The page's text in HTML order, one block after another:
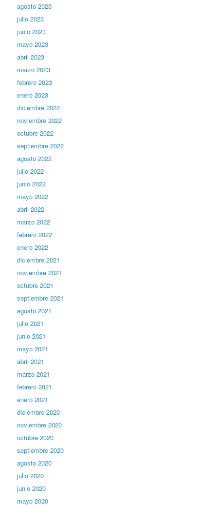
agosto 2023
julio 2023
junio 2023
mayo 2023
abril 2023
marzo 2023
febrero 2023
enero 2023
diciembre 2022
noviembre 2022
octubre 2022
septiembre 2022
agosto 2022
julio 2022
junio 2022
mayo 2022
abril 2022
marzo 2022
febrero 2022
enero 2022
diciembre 2021
noviembre 2021
octubre 2021
septiembre 2021
agosto 2021
julio 2021
junio 2021
mayo 2021
abril 2021
marzo 2021
febrero 2021
enero 2021
diciembre 2020
noviembre 2020
octubre 2020
septiembre 2020
agosto 2020
julio 2020
junio 2020
mayo 2020